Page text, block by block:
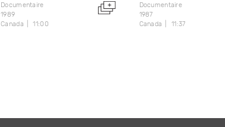
Documentaire
1989
Canada
11:00
Documentaire
1987
Canada
11:37